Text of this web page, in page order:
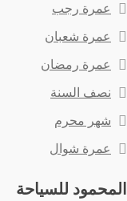
عمرة رجب
عمرة شعبان
عمرة رمضان
نصف السنة
شهر محرم
عمرة شوال
المحمود للسياحة